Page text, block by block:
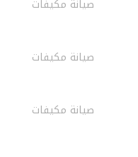
صيانة مكيفات
صيانة مكيفات
صيانة مكيفات